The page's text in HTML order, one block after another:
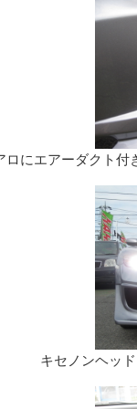
ロにエアーダクト付
キセノンヘッ